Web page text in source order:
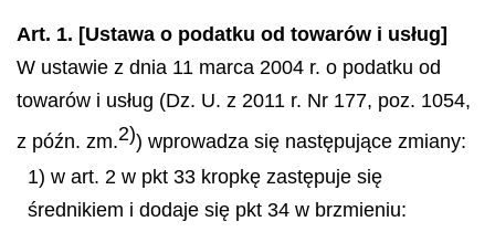
Art. 1. [Ustawa o podatku od towarów i usług]
W ustawie z dnia 11 marca 2004 r. o podatku od
towarów i usług (Dz. U. z 2011 r. Nr 177, poz. 1054,
z późn. zm.2)) wprowadza się następujące zmiany:
1) w art. 2 w pkt 33 kropkę zastępuje się
średnikiem i dodaje się pkt 34 w brzmieniu: